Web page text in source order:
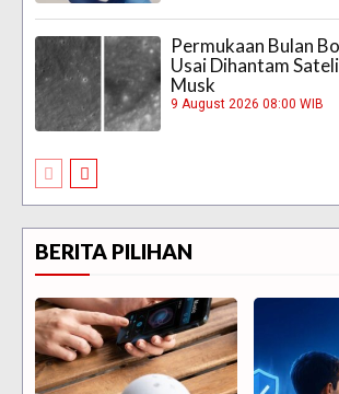
Permukaan Bulan
Usai Dihantam
Musk
9 August 2026 08:00 WIB
BERITA PILIHAN